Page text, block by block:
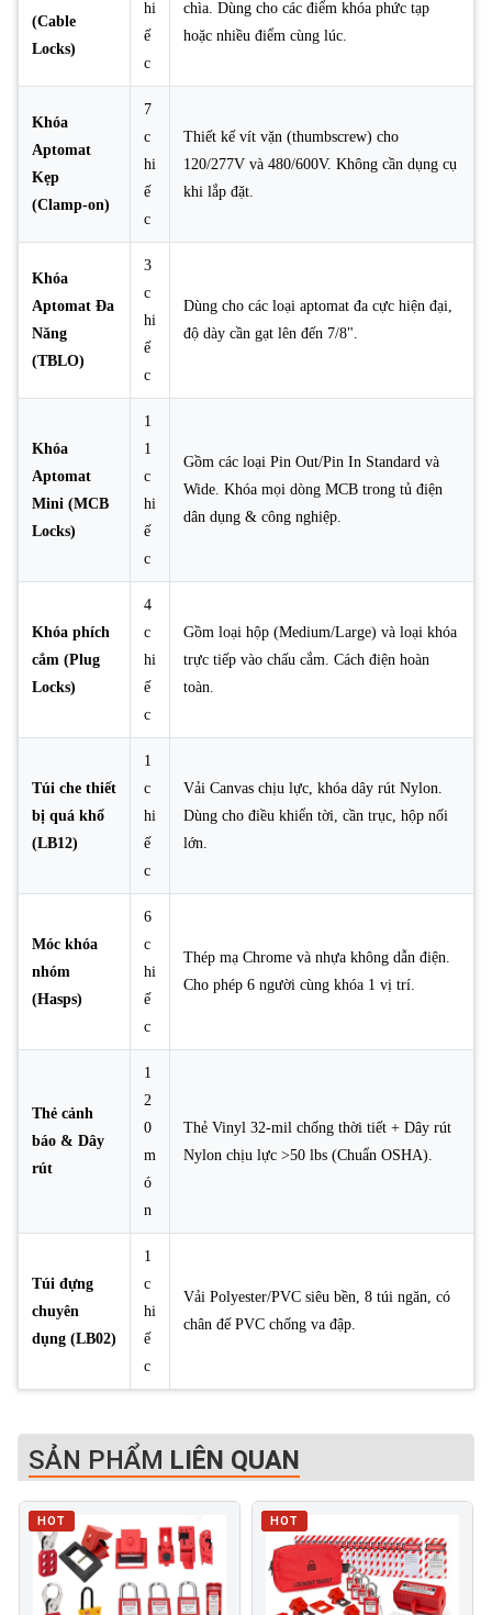
(Cable
Locks)
hi
ế
c
chìa. Dùng cho các điểm khóa phức tạp
hoặc nhiều điểm cùng lúc.
Khóa
Aptomat
Kẹp
(Clamp-on)
7
c
hi
ế
c
Thiết kế vít vặn (thumbscrew) cho
120/277V và 480/600V. Không cần dụng cụ
khi lắp đặt.
Khóa
Aptomat Đa
Năng
(TBLO)
3
c
hi
ế
c
Dùng cho các loại aptomat đa cực hiện đại,
độ dày cần gạt lên đến 7/8".
Khóa
Aptomat
Mini (MCB
Locks)
1
1
c
hi
ế
c
Gồm các loại Pin Out/Pin In Standard và
Wide. Khóa mọi dòng MCB trong tủ điện
dân dụng & công nghiệp.
Khóa phích
cắm (Plug
Locks)
4
c
hi
ế
c
Gồm loại hộp (Medium/Large) và loại khóa
trực tiếp vào chấu cắm. Cách điện hoàn
toàn.
Túi che thiết
bị quá khổ
(LB12)
1
c
hi
ế
c
Vải Canvas chịu lực, khóa dây rút Nylon.
Dùng cho điều khiển tời, cần trục, hộp nối
lớn.
Móc khóa
nhóm
(Hasps)
6
c
hi
ế
c
Thép mạ Chrome và nhựa không dẫn điện.
Cho phép 6 người cùng khóa 1 vị trí.
Thẻ cảnh
báo & Dây
rút
1
2
0
m
ó
n
Thẻ Vinyl 32-mil chống thời tiết + Dây rút
Nylon chịu lực >50 lbs (Chuẩn OSHA).
Túi đựng
chuyên
dụng (LB02)
1
c
hi
ế
c
Vải Polyester/PVC siêu bền, 8 túi ngăn, có
chân đế PVC chống va đập.
SẢN PHẨM LIÊN QUAN
HOT HOT